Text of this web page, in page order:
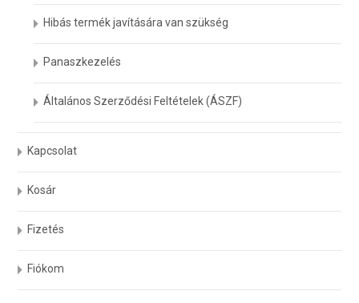
Hibás termék javítására van szükség
Panaszkezelés
Általános Szerződési Feltételek (ÁSZF)
Kapcsolat
Kosár
Fizetés
Fiókom